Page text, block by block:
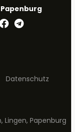
Papenburg
Datenschutz
Lingen, Papenburg